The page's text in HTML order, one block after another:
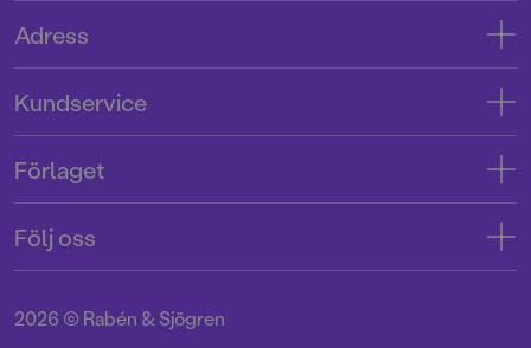
Adress
Tryckerigatan 4
103 12 Stockholm
Org.nr: 556045-7748
Kundservice
Kundservice
Användarvillkor intressenter
Integritetspolicy
Förlaget
Jobba hos oss
Följ oss
Instagram
2026 © Rabén & Sjögren